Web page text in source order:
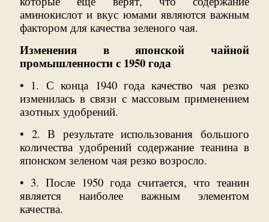
аминокислот и вкус юмами являются важным
фактором для качества зеленого чая.
Изменения в японской чайной
промышленности с 1950 года
• 1. С конца 1940 года качество чая резко
изменилась в связи с массовым применением
азотных удобрений.
• 2. В результате использования большого
количества удобрений содержание теанина в
японском зеленом чая резко возросло.
• 3. После 1950 года считается, что теанин
является наиболее важным элементом
качества.